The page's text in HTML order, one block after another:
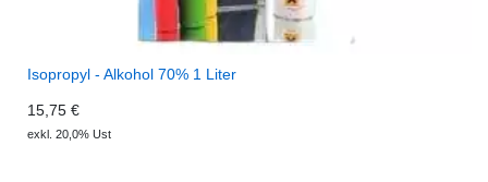
Isopropyl - Alkohol 70% 1 Liter
15,75 €
exkl. 20,0% Ust